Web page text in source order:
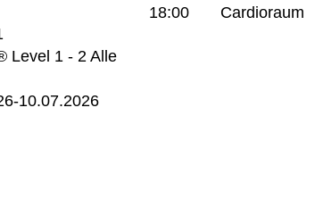
Level 1 - 2 Alle
10.07.2026
18:00
Cardioraum